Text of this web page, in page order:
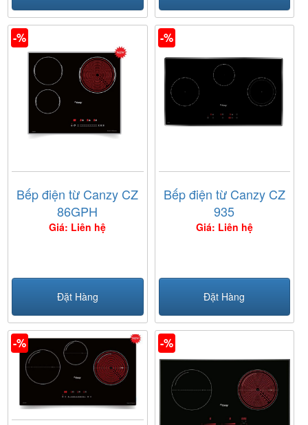
-%
Bếp điện từ Canzy CZ
86GPH
Giá: Liên hệ
Đặt Hàng
-%
Bếp điện từ Canzy CZ
935
Giá: Liên hệ
Đặt Hàng
-% -%